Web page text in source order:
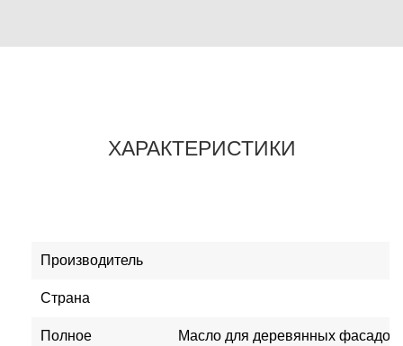
ХАРАКТЕРИСТИКИ
Производитель
Страна
Полное
Масло для деревянных фасадов